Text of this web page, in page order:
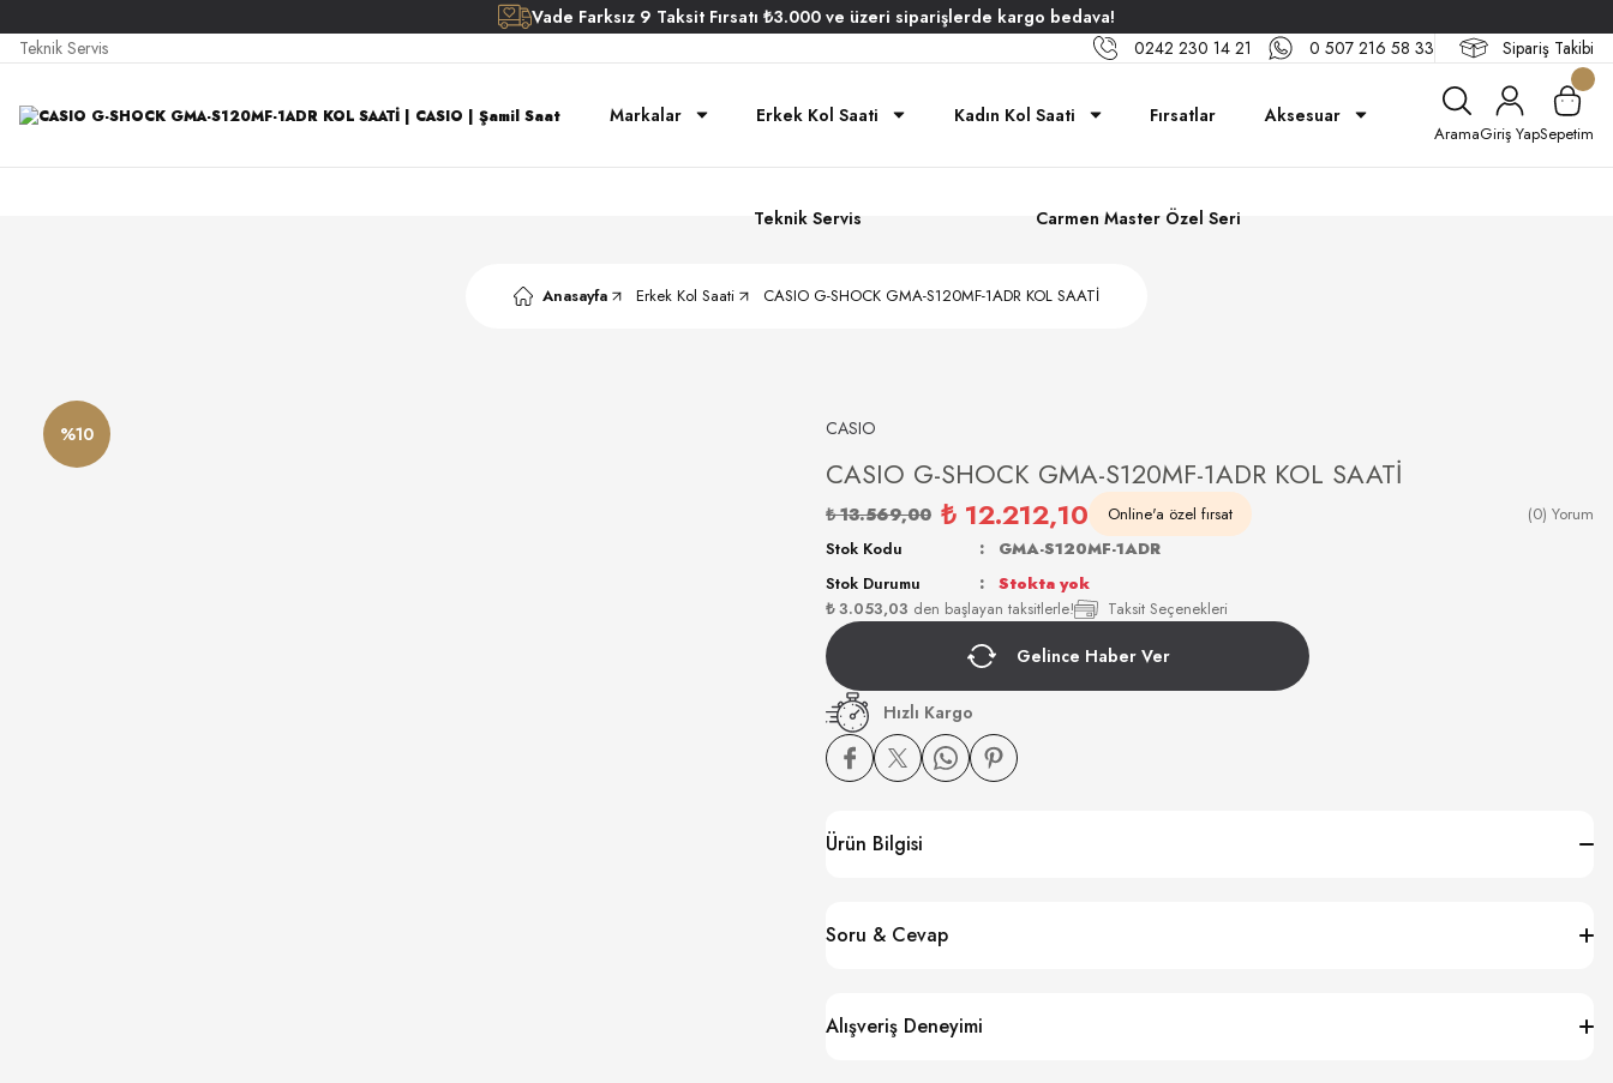
Vade Farksız 9 Taksit Fırsatı ₺3.000 ve üzeri siparişlerde kargo bedava!
Teknik Servis
0242 230 14 21 0 507 216 58 33 Sipariş Takibi
Markalar Erkek Kol Saati Kadın Kol Saati Fırsatlar Aksesuar
Teknik Servis Carmen Master Özel Seri
AramaGiriş YapSepetim
Anasayfa Erkek Kol Saati CASIO G-SHOCK GMA-S120MF-1ADR KOL SAATİ
%10 CASIO
CASIO G-SHOCK GMA-S120MF-1ADR KOL SAATİ
₺ 13.569,00 ₺ 12.212,10 Online'a özel fırsat (0) Yorum
₺ 3.053,03 den başlayan taksitlerle! Taksit Seçenekleri
Stok Kodu
GMA-S120MF-1ADR
Stok Durumu
Stokta yok
Gelince Haber Ver
Hızlı Kargo
Ürün Bilgisi
Soru & Cevap
Alışveriş Deneyimi